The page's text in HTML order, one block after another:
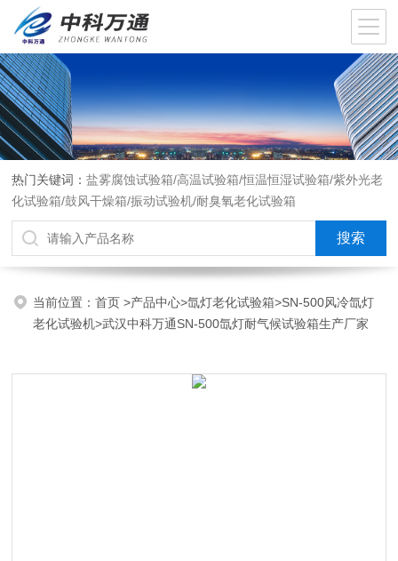
热门关键词：盐雾腐蚀试验箱/高温试验箱/恒温恒湿试验箱/紫外光老
化试验箱/鼓风干燥箱/振动试验机/耐臭氧老化试验箱
当前位置：首页>产品中心>氙灯老化试验箱>SN-500风冷氙灯
老化试验机>武汉中科万通SN-500氙灯耐气候试验箱生产厂家